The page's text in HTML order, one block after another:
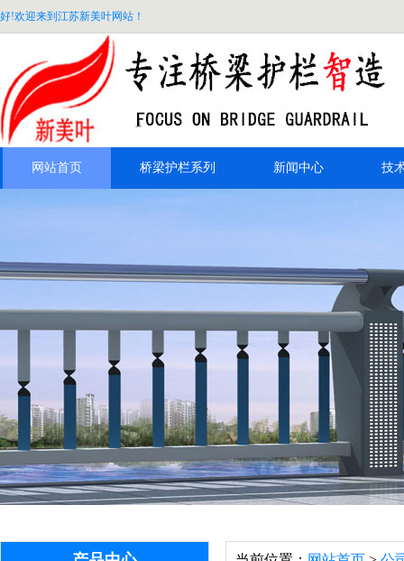
好!欢迎来到江苏新美叶网站！
网站首页 桥梁护栏系列 新闻中心 技